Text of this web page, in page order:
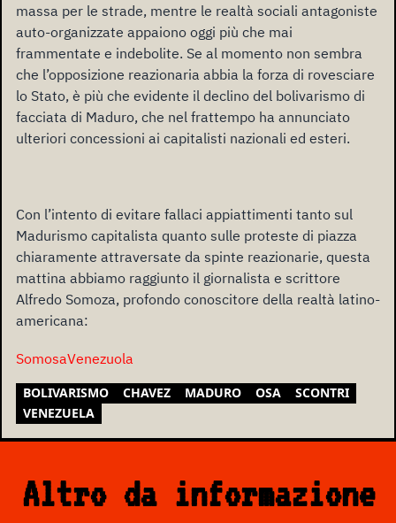
massa per le strade, mentre le realtà sociali antagoniste
auto-organizzate appaiono oggi più che mai
frammentate e indebolite. Se al momento non sembra
che l’opposizione reazionaria abbia la forza di rovesciare
lo Stato, è più che evidente il declino del bolivarismo di
facciata di Maduro, che nel frattempo ha annunciato
ulteriori concessioni ai capitalisti nazionali ed esteri.
Con l’intento di evitare fallaci appiattimenti tanto sul
Madurismo capitalista quanto sulle proteste di piazza
chiaramente attraversate da spinte reazionarie, questa
mattina abbiamo raggiunto il giornalista e scrittore
Alfredo Somoza, profondo conoscitore della realtà latino-
americana:
SomosaVenezuola
BOLIVARISMO CHAVEZ MADURO OSA
SCONTRI
VENEZUELA
Altro da informazione